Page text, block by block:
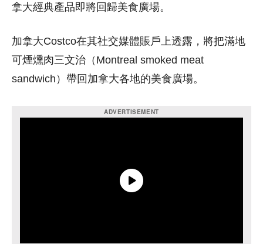
拿大經典產品即將回歸美食廣場。
加拿大Costco在其社交媒體賬戶上透露，將把滿地
可煙燻肉三文治（Montreal smoked meat
sandwich）帶回加拿大各地的美食廣場。